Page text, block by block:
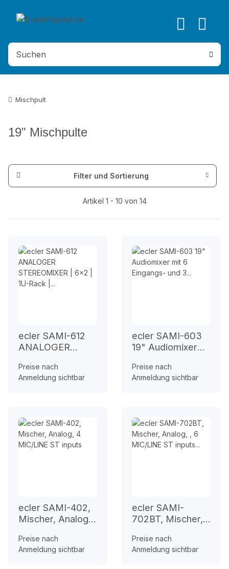
Mischpult
19" Mischpulte
Filter und Sortierung
Artikel 1 - 10 von 14
ecler SAMI-612
ANALOGER
6x2 | 1U-Rack |
3-Band-EQ
Preise nach
Anmeldung sichtbar
ecler SAMI-603
19" Audiomixer
und 3
Ausgangskanälen
Preise nach
Anmeldung sichtbar
ecler SAMI-402,
Mischer, Analog,
inputs
Preise nach
Anmeldung sichtbar
ecler SAMI-
702BT, Mischer,
MIC/LINE ST
inputs + 1 ST MIX,
Preise nach
Anmeldung sichtbar